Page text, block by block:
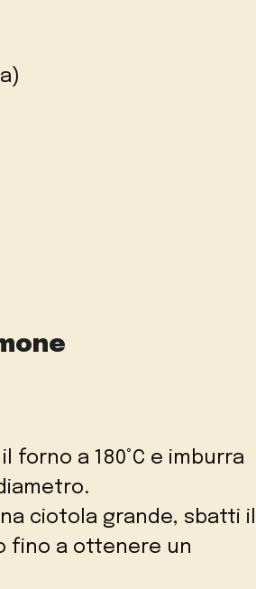
forno a 180°C e imburra
ciotola grande, sbatti il
fino a ottenere un